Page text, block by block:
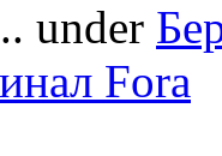
under